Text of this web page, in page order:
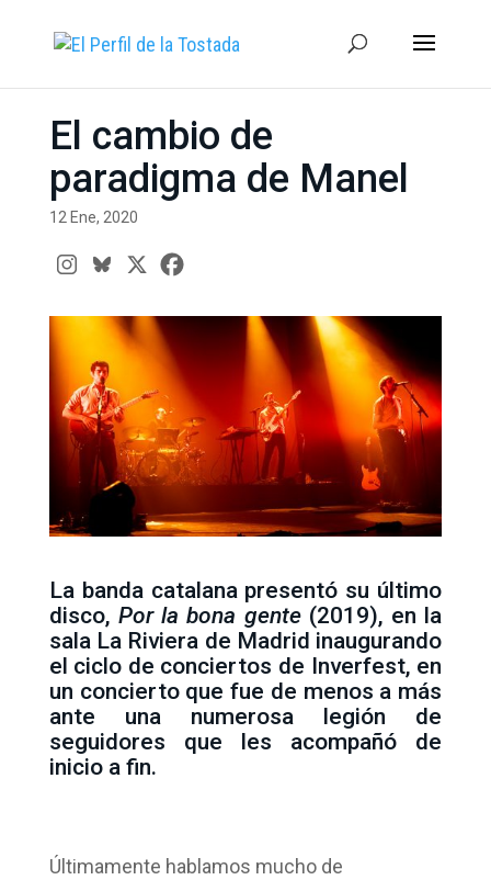
El cambio de
paradigma de Manel
12 Ene, 2020
La banda catalana presentó su último
disco, Por la bona gente (2019), en la
sala La Riviera de Madrid inaugurando
el ciclo de conciertos de Inverfest, en
un concierto que fue de menos a más
ante una numerosa legión de
seguidores que les acompañó de
inicio a fin.
Últimamente hablamos mucho de